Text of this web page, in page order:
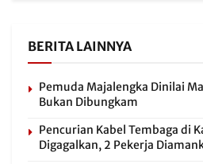
BERITA LAINNYA
Pemuda Majalengka Dinilai
Bukan Dibungkam
Pencurian Kabel Tembaga di
Digagalkan, 2 Pekerja